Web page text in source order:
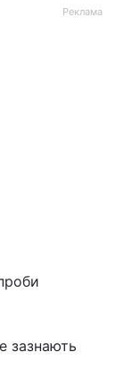
Реклама
зазнають